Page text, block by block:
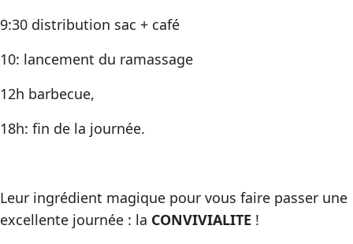
9:30 distribution sac + café
10: lancement du ramassage
12h barbecue,
18h: fin de la journée.
Leur ingrédient magique pour vous faire passer une
excellente journée : la CONVIVIALITE !